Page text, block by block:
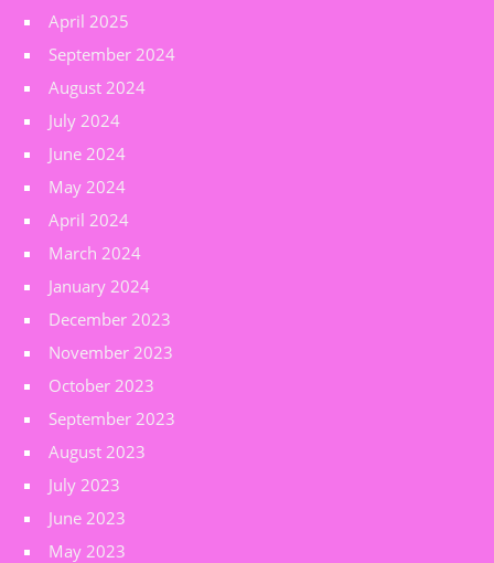
April 2025
September 2024
August 2024
July 2024
June 2024
May 2024
April 2024
March 2024
January 2024
December 2023
November 2023
October 2023
September 2023
August 2023
July 2023
June 2023
May 2023